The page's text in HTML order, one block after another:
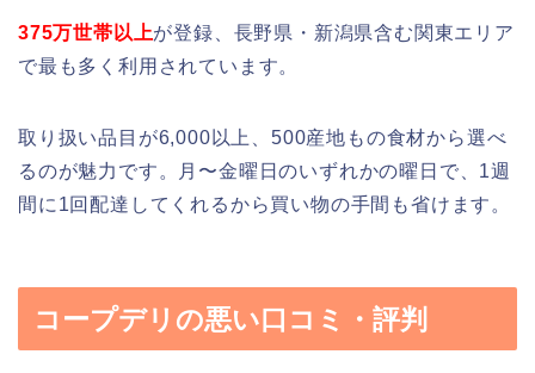
375万世帯以上が登録、長野県・新潟県含む関東エリア
で最も多く利用されています。
取り扱い品目が6,000以上、500産地もの食材から選べ
るのが魅力です。月〜金曜日のいずれかの曜日で、1週
間に1回配達してくれるから買い物の手間も省けます。
コープデリの悪い口コミ・評判